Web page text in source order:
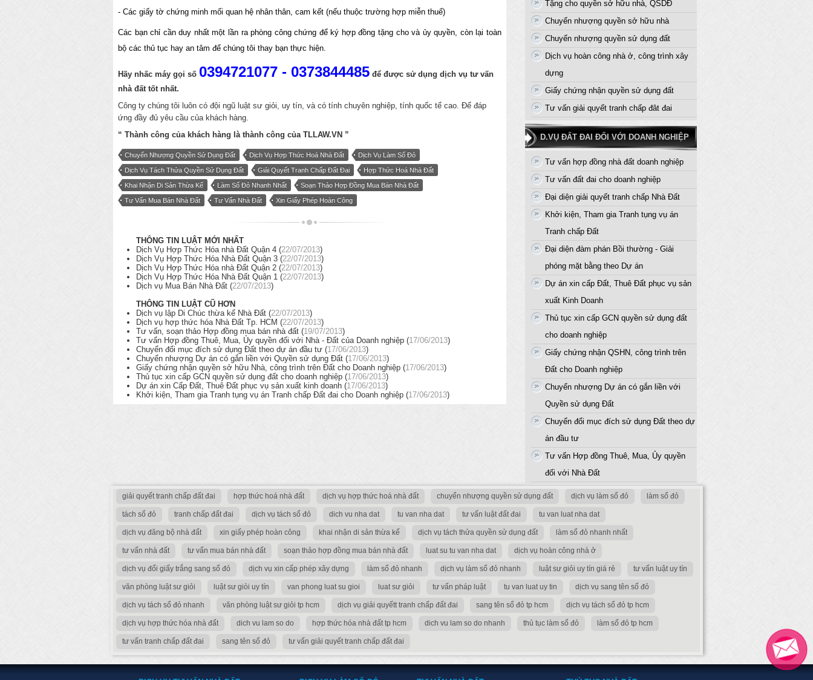
- Các giấy tờ chứng minh mối quan hệ nhân thân, cam kết (nếu thuộc trường hợp miễn thuế)
Các bạn chỉ cần duy nhất một lần ra phòng công chứng để ký hợp đồng tặng cho và ủy quyền, còn lại toàn
bộ các thủ tục hay an tâm để chúng tôi thay bạn thực hiện.
Hãy nhấc máy gọi số 0394721077 - 0373844485 để được sử dụng dịch vụ tư vấn
nhà đất tốt nhất.
Công ty chúng tôi luôn có đội ngũ luật sư giỏi, uy tín, và có tính chuyên nghiệp, tính quốc tế cao. Để đáp
ứng đầy đủ yêu cầu của khách hàng.
“ Thành công của khách hàng là thành công của TLLAW.VN ”
Chuyển Nhượng Quyền Sử Dụng Đất Dịch Vụ Hợp Thức Hoá Nhà Đất Dịch Vụ Làm Sổ Đỏ
Dịch Vụ Tách Thửa Quyền Sử Dụng Đất Giải Quyết Tranh Chấp Đất Đai Hợp Thức Hoá Nhà Đất
Khai Nhận Di Sản Thừa Kế Làm Sổ Đỏ Nhanh Nhất Soạn Thảo Hợp Đồng Mua Bán Nhà Đất
Tư Vấn Mua Bán Nhà Đất Tư Vấn Nhà Đất Xin Giấy Phép Hoàn Công
THÔNG TIN LUẬT MỚI NHẤT
Dịch Vụ Hợp Thức Hóa nhà Đất Quận 4 (22/07/2013)
Dịch Vụ Hợp Thức Hóa Nhà Đất Quận 3 (22/07/2013)
Dịch Vụ Hợp Thức Hóa nhà Đất Quận 2 (22/07/2013)
Dịch Vụ Hợp Thức Hóa Nhà Đất Quận 1 (22/07/2013)
Dịch vụ Mua Bán Nhà Đất (22/07/2013)
THÔNG TIN LUẬT CŨ HƠN
Dịch vụ lập Di Chúc thừa kế Nhà Đất (22/07/2013)
Dịch vụ hợp thức hóa Nhà Đất Tp. HCM (22/07/2013)
Tư vấn, soạn thảo Hợp đồng mua bán nhà đất (19/07/2013)
Tư vấn Hợp đồng Thuê, Mua, Ủy quyền đối với Nhà - Đất của Doanh nghiệp (17/06/2013)
Chuyển đổi mục đích sử dụng Đất theo dự án đầu tư (17/06/2013)
Chuyển nhượng Dự án có gắn liền với Quyền sử dụng Đất (17/06/2013)
Giấy chứng nhận quyền sở hữu Nhà, công trình trên Đất cho Doanh nghiệp (17/06/2013)
Thủ tục xin cấp GCN quyền sử dụng đất cho doanh nghiệp (17/06/2013)
Dự án xin Cấp Đất, Thuê Đất phục vụ sản xuất kinh doanh (17/06/2013)
Khởi kiện, Tham gia Tranh tụng vụ án Tranh chấp Đất đai cho Doanh nghiệp (17/06/2013)
Tặng cho quyền sở hữu nhà, QSDĐ
Chuyển nhượng quyền sở hữu nhà
Chuyển nhượng quyền sử dụng đất
Dịch vụ hoàn công nhà ở, công trình xây
dựng
Giấy chứng nhận quyền sử dụng đất
Tư vấn giải quyết tranh chấp đât đai
D.VỤ ĐẤT ĐAI ĐỐI VỚI DOANH NGHIỆP
Tư vấn hợp đồng nhà đất doanh nghiệp
Tư vấn đất đai cho doanh nghiệp
Đại diện giải quyết tranh chấp Nhà Đất
Khởi kiện, Tham gia Tranh tụng vụ án
Tranh chấp Đất
Đại diện đàm phán Bồi thường - Giải
phóng mặt bằng theo Dự án
Dự án xin cấp Đất, Thuê Đất phục vụ sản
xuất Kinh Doanh
Thủ tục xin cấp GCN quyền sử dụng đất
cho doanh nghiệp
Giấy chứng nhận QSHN, công trình trên
Đất cho Doanh nghiệp
Chuyển nhượng Dự án có gắn liền với
Quyền sử dụng Đất
Chuyển đổi mục đích sử dụng Đất theo dự
án đầu tư
Tư vấn Hợp đồng Thuê, Mua, Ủy quyền
đối với Nhà Đất
giải quyết tranh chấp đất đai hợp thức hoá nhà đất dịch vụ hợp thức hoá nhà đất chuyển nhượng quyền sử dụng đất dịch vụ làm sổ đỏ làm sổ đỏ
tách sổ đỏ tranh chấp đất đai dịch vụ tách sổ đỏ dich vu nha dat tu van nha dat tư vấn luật đất đai tu van luat nha dat
dịch vụ đăng bộ nhà đất xin giấy phép hoàn công khai nhận di sản thừa kế dịch vụ tách thửa quyền sử dụng đất làm sổ đỏ nhanh nhất
tư vấn nhà đất tư vấn mua bán nhà đất soạn thảo hợp đồng mua bán nhà đất luat su tu van nha dat dịch vụ hoàn công nhà ở
dịch vụ đổi giấy trắng sang sổ đỏ dịch vụ xin cấp phép xây dựng làm sổ đỏ nhanh dịch vụ làm sổ đỏ nhanh luật sư giỏi uy tín giá rẻ tư vấn luật uy tín
văn phòng luật sư giỏi luật sư giỏi uy tín van phong luat su gioi luat sư giỏi tư vấn pháp luật tu van luat uy tin dịch vụ sang tên sổ đỏ
dịch vụ tách sổ đỏ nhanh văn phòng luật sư giỏi tp hcm dịch vụ giải quyếtt tranh chấp đất đai sang tên sổ đỏ tp hcm dịch vụ tách sổ đỏ tp hcm
dịch vụ hợp thức hóa nhà đất dich vu lam so do hợp thức hóa nhà đất tp hcm dich vu lam so do nhanh thủ tục làm sổ đỏ làm sổ đỏ tp hcm
tư vấn tranh chấp đất đai sang tên sổ đỏ tư vấn giải quyết tranh chấp đất đai